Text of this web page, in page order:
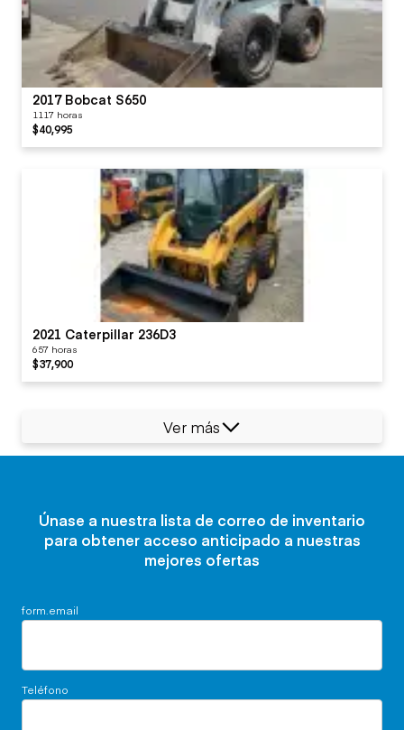
2017 Bobcat S650
1117 horas
$40,995
2021 Caterpillar 236D3
657 horas
$37,900
Ver más
Únase a nuestra lista de correo de inventario
para obtener acceso anticipado a nuestras
mejores ofertas
form.email
Teléfono